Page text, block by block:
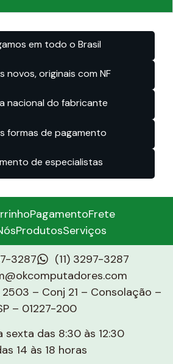
em todo o Brasil
novos, originais com NF
nacional do fabricante
formas de pagamento
de especialistas
PagamentoFrete
ProdutosServiços
3287
(11) 3297-3287
– Conj 21 – Consolação –
– 01227-200
sexta das 8:30 às 12:30
14 às 18 horas